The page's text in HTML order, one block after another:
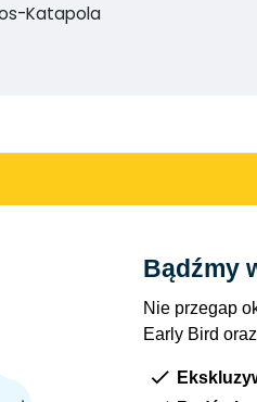
Katapola
Bądźmy
Nie przegap
Early Bird